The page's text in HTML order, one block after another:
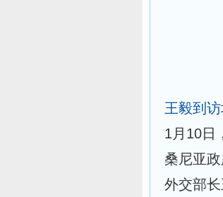
王毅到
1月10日
桑尼亚
外交部